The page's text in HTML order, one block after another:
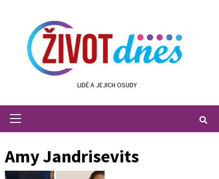
LIDÉ A JEJICH OSUDY
Primary
Amy Jandrisevits